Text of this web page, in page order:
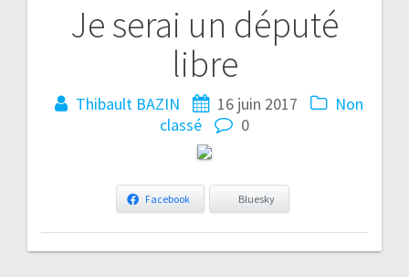
Je serai un député
libre
Thibault BAZIN 16 juin 2017
Non
classé
0
Facebook Bluesky